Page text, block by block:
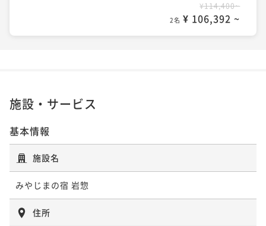
¥114,400~
2名 ¥ 106,392 ~
施設・サービス
基本情報
施設名
みやじまの宿 岩惣
住所